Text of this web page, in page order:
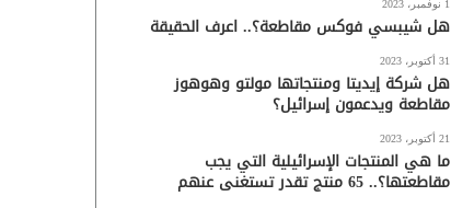
1 نوفمبر، 2023
هل شيبسي فوكس مقاطعة؟.. اعرف الحقيقة
31 أكتوبر، 2023
هل شركة إيديتا ومنتجاتها مولتو وهوهوز
مقاطعة ويدعمون إسرائيل؟
21 أكتوبر، 2023
ما هي المنتجات الإسرائيلية التي يجب
مقاطعتها؟.. 65 منتج تقدر تستغنى عنهم